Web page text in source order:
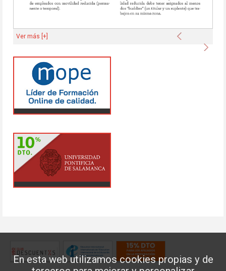
En esta web utilizamos cookies propias y de
Anterior
Ver más [+]